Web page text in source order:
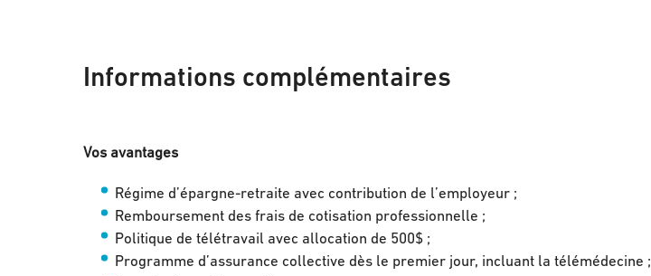
Informations complémentaires
Vos avantages
Régime d’épargne-retraite avec contribution de l’employeur ;
Remboursement des frais de cotisation professionnelle ;
Politique de télétravail avec allocation de 500$ ;
Programme d’assurance collective dès le premier jour, incluant la télémédecine ;